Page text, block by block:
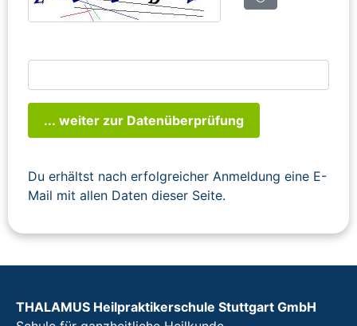
... weiter zur Datenüberprüfung
Du erhältst nach erfolgreicher Anmeldung eine E-
Mail mit allen Daten dieser Seite.
THALAMUS Heilpraktikerschule Stuttgart GmbH